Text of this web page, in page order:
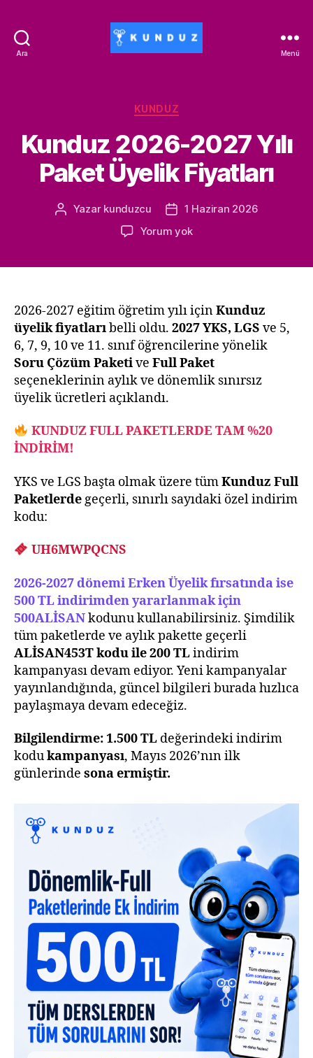
Ara
-
ALİSAN453T-
500ALİSAN
Menü
Kategoriler
KUNDUZ
Kunduz 2026-2027 Yılı
Paket Üyelik Fiyatları
Yazının
Yazar kunduzcu
Yazı
tarihi
1 Haziran 2026
Yorum yokKunduz
Üyelik
Fiyatları
2026-2027 eğitim öğretim yılı içinKunduz
üyelik fiyatlarıbelli oldu. 2027 YKS, LGS ve 5,
6, 7, 9, 10 ve 11. sınıf öğrencilerine yönelik
Soru Çözüm Paketive Full Paket
seçeneklerinin aylık ve dönemlik sınırsız
üyelik ücretleri açıklandı.
KUNDUZ FULL PAKETLERDE TAM %20
İNDİRİM!
YKS ve LGS başta olmak üzere tümKunduz Full
Paketlerde geçerli, sınırlı sayıdaki özel indirim
kodu:
UH6MWPQCNS
2026-2027 dönemi Erken Üyelik fırsatında ise
500 TL indirimden yararlanmak için
500ALİSANkodunu kullanabilirsiniz. Şimdilik
tüm paketlerde ve aylık pakette geçerli
ALİSAN453T kodu ile 200 TLindirim
kampanyası devam ediyor. Yeni kampanyalar
yayınlandığında, güncel bilgileri burada hızlıca
paylaşmaya devam edeceğiz.
Bilgilendirme:1.500 TL değerindeki indirim
kodukampanyası, Mayıs 2026’nın ilk
günlerinde sona ermiştir.